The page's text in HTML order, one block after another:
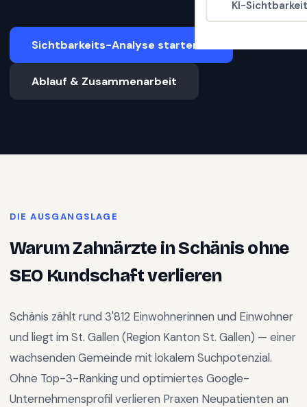
KI-
Sichtbarkeits-Analyse starten
Ablauf & Zusammenarbeit
DIE AUSGANGSLAGE
WarumZahnärzteinSchänisohne
SEO Kundschaft verlieren
Schänis zählt rund 3'812 Einwohnerinnen und Einwohner
und liegt im St. Gallen (Region Kanton St. Gallen) — einer
wachsenden Gemeinde mit lokalem Suchpotenzial.
Ohne Top-3-Ranking und optimiertes Google-
Unternehmensprofil verlieren Praxen Neupatienten an